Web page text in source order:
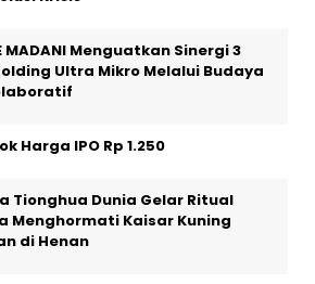
MADANI Menguatkan Sinergi 3
Ultra Mikro Melalui Budaya
Harga IPO Rp 1.250
Tionghua Dunia Gelar Ritual
Menghormati Kaisar Kuning
di Henan